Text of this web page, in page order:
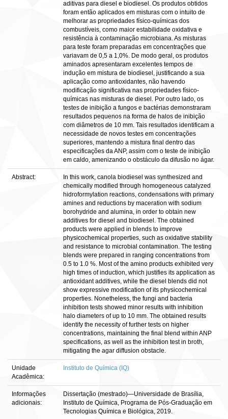
aditivas para diesel e biodiesel. Os produtos obtidos
foram então aplicados em misturas com o intuito de
melhorar as propriedades físico-químicas dos
combustíveis, como maior estabilidade oxidativa e
resistência à contaminação microbiana. As misturas
para teste foram preparadas em concentrações que
variavam de 0,5 a 1,0%. De modo geral, os produtos
aminados apresentaram excelentes tempos de
indução em mistura de biodiesel, justificando a sua
aplicação como antioxidantes, não havendo
modificação significativa nas propriedades físico-
químicas nas misturas de diesel. Por outro lado, os
testes de inibição a fungos e bactérias demonstraram
resultados pequenos na forma de halos de inibição
com diâmetros de 10 mm. Tais resultados identificam a
necessidade de novos testes em concentrações
superiores, mantendo a mistura final dentro das
especificações da ANP, assim com o teste de inibição
em caldo, amenizando o obstáculo da difusão no ágar.
Abstract:
In this work, canola biodiesel was synthesized and
chemically modified through homogeneous catalyzed
hidroformylation reactions, condensations with primary
amines and reductions by maceration with sodium
borohydride and alumina, in order to obtain new
additives for diesel and biodiesel. The obtained
products were applied in blends to improve
physicochemical properties, such as oxidative stability
and resistance to microbial contamination. The testing
blends were prepared in ranging concentrations from
0.5 to 1.0 %. Most of the amino products exhibited very
high times of induction, which justifies its application as
antioxidant additives, while the diesel blends did not
show expressive modification of its physicochemical
properties. Nonetheless, the fungi and bacteria
inhibition tests showed minor results with inhibition
halo diameters of up to 10 mm. The obtained results
identify the necessity of further tests on higher
concentrations, maintaining the final blend within ANP
specifications, as well as the inhibition test in broth,
mitigating the agar diffusion obstacle.
Unidade
Acadêmica:
Instituto de Química (IQ)
Informações
adicionais:
Dissertação (mestrado)—Universidade de Brasília,
Instituto de Química, Programa de Pós-Graduação em
Tecnologias Química e Biológica, 2019.